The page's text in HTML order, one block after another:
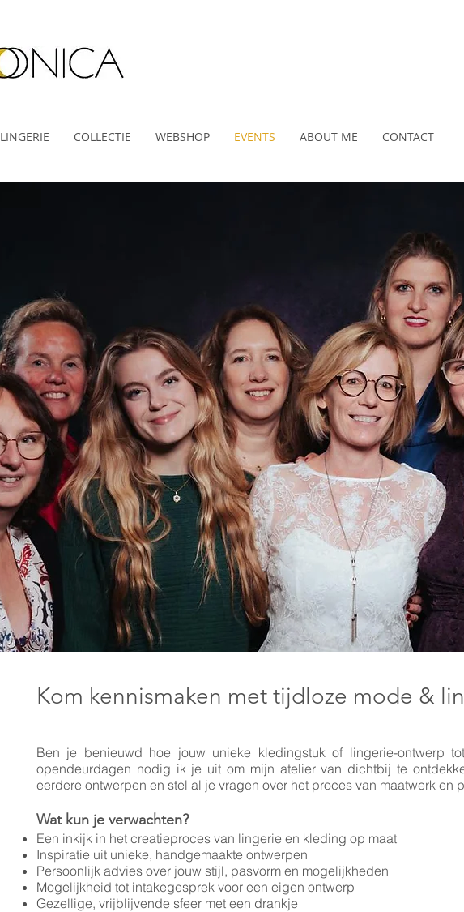
LINGERIE COLLECTIE WEBSHOP EVENTS ABOUT ME CONTACT
Kom kennismaken met tijdloze mode &
Ben je benieuwd hoe jouw unieke kledingstuk of lingerie-ontwerp
opendeurdagen nodig ik je uit om mijn atelier van dichtbij te
eerdere ontwerpen en stel al je vragen over het proces van maatwerk en
Wat kun je verwachten?
Een inkijk in het creatieproces van lingerie en kleding op maat
Inspiratie uit unieke, handgemaakte ontwerpen
Persoonlijk advies over jouw stijl, pasvorm en mogelijkheden
Mogelijkheid tot intakegesprek voor een eigen ontwerp
Gezellige, vrijblijvende sfeer met een drankje